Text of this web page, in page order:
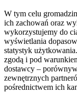
W tym celu
ich zachowań oraz
wykorzystujemy do
wyświetlania
statystyk
zgodą i pod
dostawcy –
zewnętrznych
pośrednictwem ich